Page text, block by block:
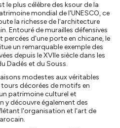
le plus célèbre des ksour de la
mondial de l'UNESCO, ce
la richesse de l'architecture
Entouré de murailles défensives
d'une porte en chicane, le
un remarquable exemple des
depuis le XVIIe siècle dans les
Dadès et du Souss.
modestes aux véritables
décorées de motifs en
patrimoine culturel et
y découvre également des
l'organisation et l'art de